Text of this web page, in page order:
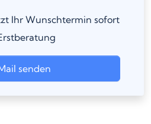
Ihr Wunschtermin sofort
senden